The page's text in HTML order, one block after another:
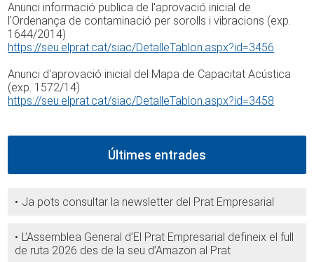
Anunci informació publica de l'aprovació inicial de
l'Ordenança de contaminació per sorolls i vibracions (exp.
1644/2014)
https://seu.elprat.cat/siac/DetalleTablon.aspx?id=3456
Anunci d'aprovació inicial del Mapa de Capacitat Acústica
(exp. 1572/14)
https://seu.elprat.cat/siac/DetalleTablon.aspx?id=3458
Últimes entrades
Ja pots consultar la newsletter del Prat Empresarial
L’Assemblea General d’El Prat Empresarial defineix el full
de ruta 2026 des de la seu d’Amazon al Prat